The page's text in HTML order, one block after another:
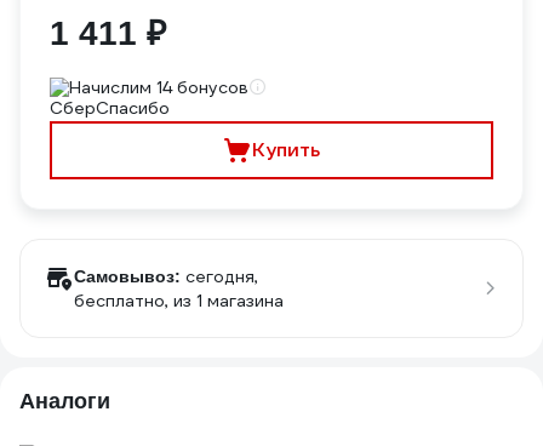
1 411 ₽
Начислим 14 бонусов
Купить
Самовывоз: сегодня,
бесплатно, из 1 магазина
Аналоги